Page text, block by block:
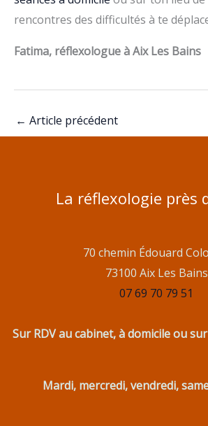
rencontres des difficultés à te
Fatima, réflexologue à Aix Les Bains
← Article précédent
La réflexologie près
70 chemin Édouard
73100 Aix Les Bains
07 69 70 79 51
Sur RDV au cabinet, à domicile ou
Mardi, mercredi, vendredi,